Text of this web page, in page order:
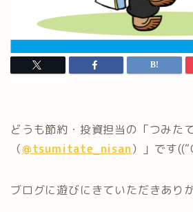
どうも節約・投資担当の「つみた
（@tsumitate_nisan）」です
ブログに遊びにきていただきあり